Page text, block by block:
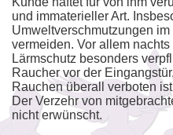
und immaterieller Art.
Umweltverschmutzungen
vermeiden. Vor allem
Lärmschutz besonders
Raucher vor der
Rauchen überall verboten
Der Verzehr von
nicht erwünscht.